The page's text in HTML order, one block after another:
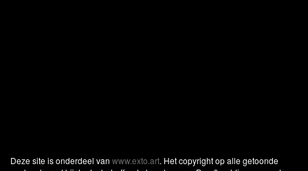
Deze site is onderdeel van www.exto.art. Het copyright op alle getoonde